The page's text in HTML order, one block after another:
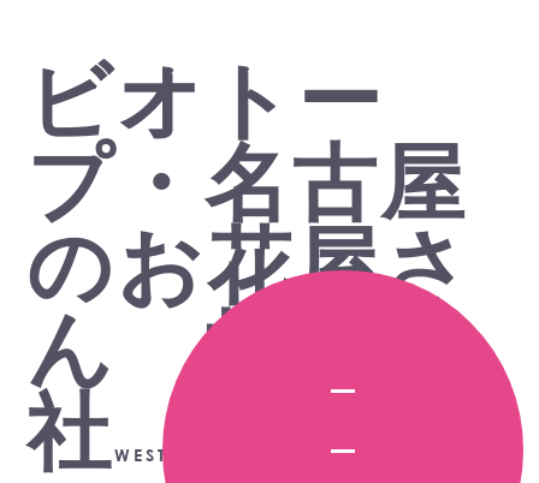
ビオトー
プ・名古屋
のお花屋さ
ん 株式会
社WEST FIELD